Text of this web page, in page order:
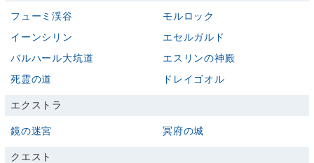
フューミ渓谷
モルロック
イーンシリン
エセルガルド
バルハール大坑道
エスリンの神殿
死霊の道
ドレイゴオル
エクストラ
鏡の迷宮 冥府の城
クエスト